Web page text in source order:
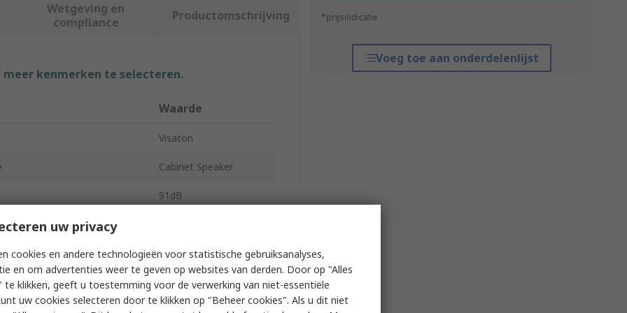
*prijsindicatie
Voeg toe aan onderdelenlijst
Wetgeving en
compliance
Productomschrijving
kenmerken te selecteren.
Waarde
Visaton
Cabinet Speaker
91dB
Wall
White
Plastic
uw privacy
cookies en andere technologieën voor statistische gebruiksanalyses,
en om advertenties weer te geven op websites van derden. Door op "Alles
te klikken, geeft u toestemming voor de verwerking van niet-essentiële
uw cookies selecteren door te klikken op "Beheer cookies". Als u dit niet